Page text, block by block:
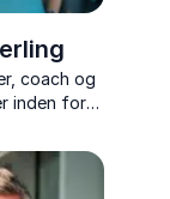
coach og
inden for
til et